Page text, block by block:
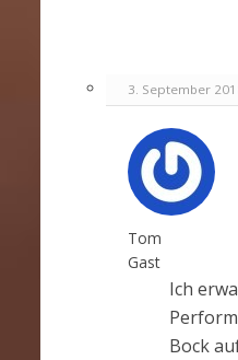
3. September
Tom
Gast
Ich
Bock